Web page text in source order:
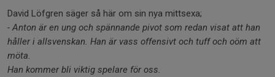
David Löfgren säger så här om sin nya mittsexa;
- Anton är en ung och spännande pivot som redan visat att han
håller i allsvenskan. Han är vass offensivt och tuff och oöm att
möta.
Han kommer bli viktig spelare för oss.